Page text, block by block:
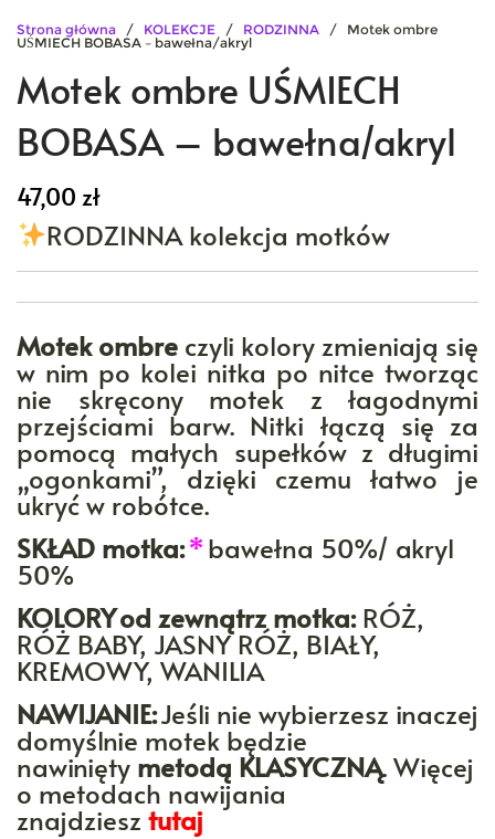
Strona główna / KOLEKCJE / RODZINNA / Motek ombre
UŚMIECH BOBASA – bawełna/akryl
Motek ombre UŚMIECH
BOBASA – bawełna/akryl
47,00 zł
RODZINNA kolekcja motków
Motek ombre czyli kolory zmieniają się
w nim po kolei nitka po nitce tworząc
nie skręcony motek z łagodnymi
przejściami barw. Nitki łączą się za
pomocą małych supełków z długimi
„ogonkami”, dzięki czemu łatwo je
ukryć w robótce.
SKŁAD motka:*bawełna 50%/ akryl
50%
KOLORYod zewnątrz motka:RÓŻ,
RÓŻ BABY, JASNY RÓŻ, BIAŁY,
KREMOWY, WANILIA
NAWIJANIE:Jeśli nie wybierzesz inaczej
domyślnie motek będzie
nawinięty metodą KLASYCZNĄ. Więcej
o metodach nawijania
znajdziesz tutaj